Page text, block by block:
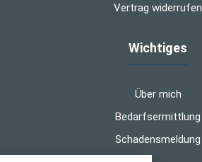
Vertrag widerrufen
Wichtiges
Über mich
Bedarfsermittlung
Schadensmeldung